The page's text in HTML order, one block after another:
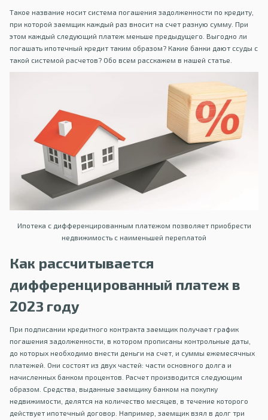
Такое название носит система погашения задолженности по кредиту,
при которой заемщик каждый раз вносит на счет разную сумму. При
этом каждый следующий платеж меньше предыдущего. Выгодно ли
погашать ипотечный кредит таким образом? Какие банки дают ссуды с
такой системой расчетов? Обо всем расскажем в нашей статье.
Ипотека с дифференцированным платежом позволяет приобрести
недвижимость с наименьшей переплатой
Как рассчитывается
дифференцированный платеж в
2023 году
При подписании кредитного контракта заемщик получает график
погашения задолженности, в котором прописаны контрольные даты,
до которых необходимо внести деньги на счет, и суммы ежемесячных
платежей. Они состоят из двух частей: части основного долга и
начисленных банком процентов. Расчет производится следующим
образом. Средства, выданные заемщику банком на покупку
недвижимости, делятся на количество месяцев, в течение которого
действует ипотечный договор. Например, заемщик взял в долг три